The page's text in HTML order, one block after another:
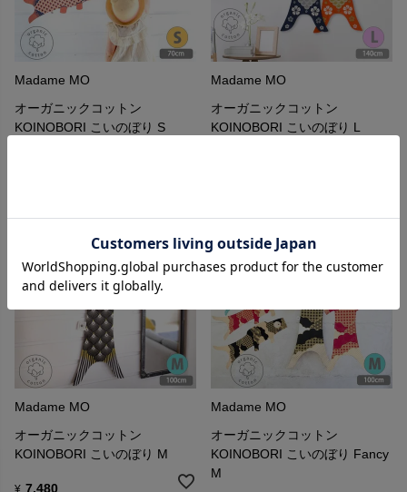
Madame MO
オーガニックコットン
KOINOBORI こいのぼり S
Madame MO
オーガニックコットン
KOINOBORI こいのぼり L
Madame MO
オーガニックコットン
KOINOBORI こいのぼり M
¥ 7,480
Madame MO
オーガニックコットン
KOINOBORI こいのぼり Fancy
M